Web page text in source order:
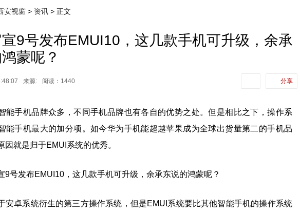
安视窗 > 资讯 > 正文
9号发布EMUI10，这几款手机可升级，余承
蒙呢？
来源: 阅读：1440 分享
能手机品牌众多，不同手机品牌也有各自的优势之处。但是相比之下，操作系
能手机最大的加分项。如今华为手机能超越苹果成为全球出货量第二的手机品
因就是归于EMUI系统的优秀。
安卓系统衍生的第三方操作系统，但是EMUI系统要比其他智能手机的操作系统